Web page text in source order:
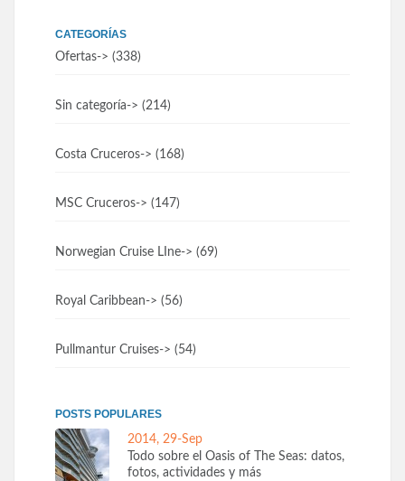
CATEGORÍAS
Ofertas-> (338)
Sin categoría-> (214)
Costa Cruceros-> (168)
MSC Cruceros-> (147)
Norwegian Cruise LIne-> (69)
Royal Caribbean-> (56)
Pullmantur Cruises-> (54)
POSTS POPULARES
2014, 29-Sep
Todo sobre el Oasis of The Seas: datos,
fotos, actividades y más